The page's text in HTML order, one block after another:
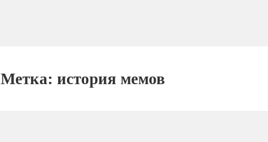
Метка:история мемов